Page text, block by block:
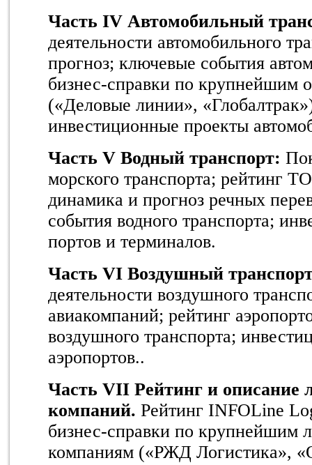
Часть IV Автомобильный
деятельности автомобильного
прогноз; ключевые события
бизнес-справки по крупнейшим
(«Деловые линии»,
инвестиционные проекты
Часть V Водный транспорт:
морского транспорта; рейтинг
динамика и прогноз речных
события водного транспорта;
портов и терминалов.
Часть VI Воздушный
деятельности воздушного
авиакомпаний; рейтинг
воздушного транспорта;
аэропортов..
Часть VII Рейтинг и описание
компаний. Рейтинг INFOLine
бизнес-справки по крупнейшим
компаниям («РЖД Логистика»,